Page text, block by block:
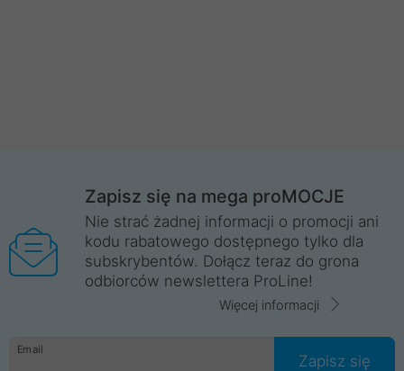
Zapisz się na mega proMOCJE
Nie strać żadnej informacji o promocji ani
kodu rabatowego dostępnego tylko dla
subskrybentów. Dołącz teraz do grona
odbiorców newslettera ProLine!
Więcej informacji
Email
Zapisz się